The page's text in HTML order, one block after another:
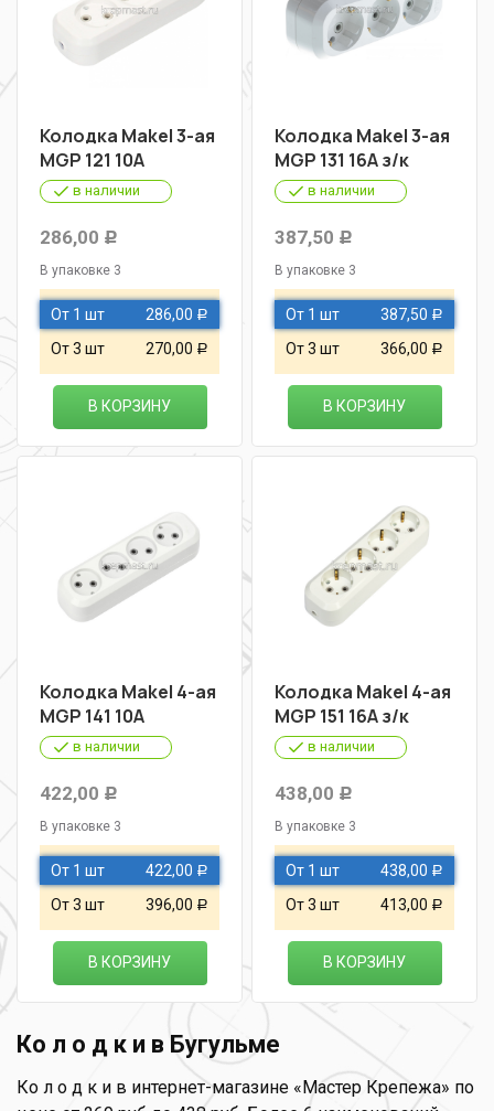
Колодка Makel 3-ая
MGP 121 10А
в наличии
286,00 Р
В упаковке 3
От 1 шт 286,00 Р
От 3 шт 270,00 Р
В КОРЗИНУ
Колодка Makel 3-ая
MGP 131 16А з/к
в наличии
387,50 Р
В упаковке 3
От 1 шт 387,50 Р
От 3 шт 366,00 Р
В КОРЗИНУ
Колодка Makel 4-ая
MGP 141 10А
в наличии
422,00 Р
В упаковке 3
От 1 шт 422,00 Р
От 3 шт 396,00 Р
В КОРЗИНУ
Колодка Makel 4-ая
MGP 151 16А з/к
в наличии
438,00 Р
В упаковке 3
От 1 шт 438,00 Р
От 3 шт 413,00 Р
В КОРЗИНУ
Ко л о д к и в Бугульме
Ко л о д к и в интернет-магазине «Мастер Крепежа» по